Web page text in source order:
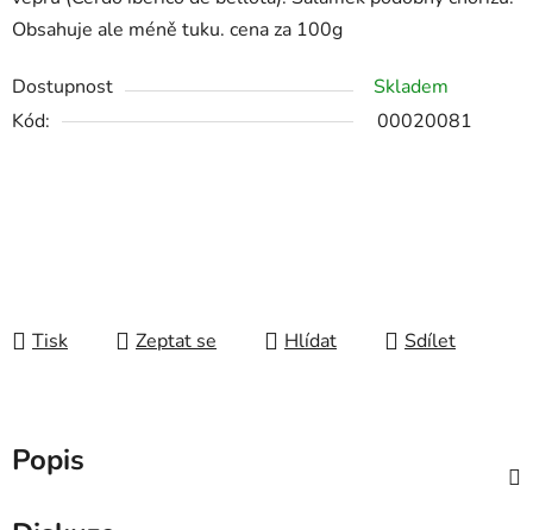
Obsahuje ale méně tuku. cena za 100g
Dostupnost
Skladem
Kód:
00020081
Tisk Zeptat se Hlídat Sdílet
Popis